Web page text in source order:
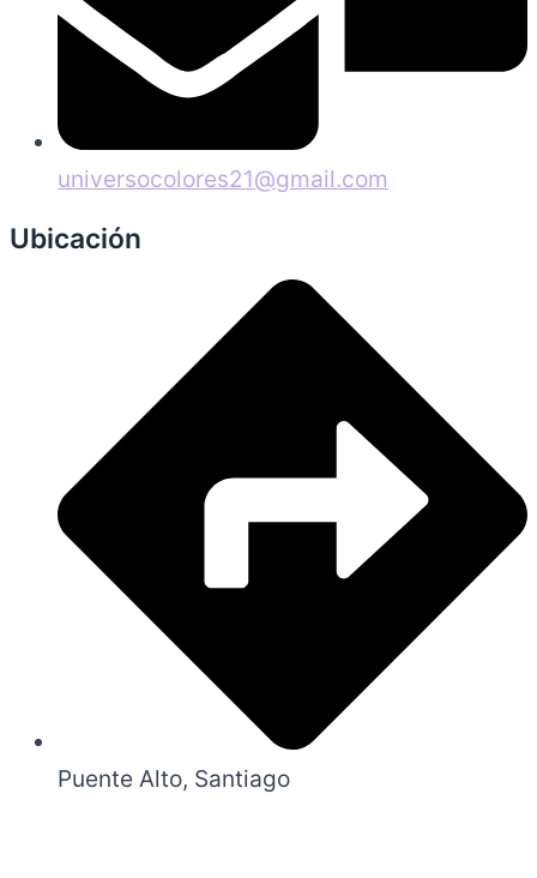
universocolores21@gmail.com
Ubicación
Puente Alto, Santiago